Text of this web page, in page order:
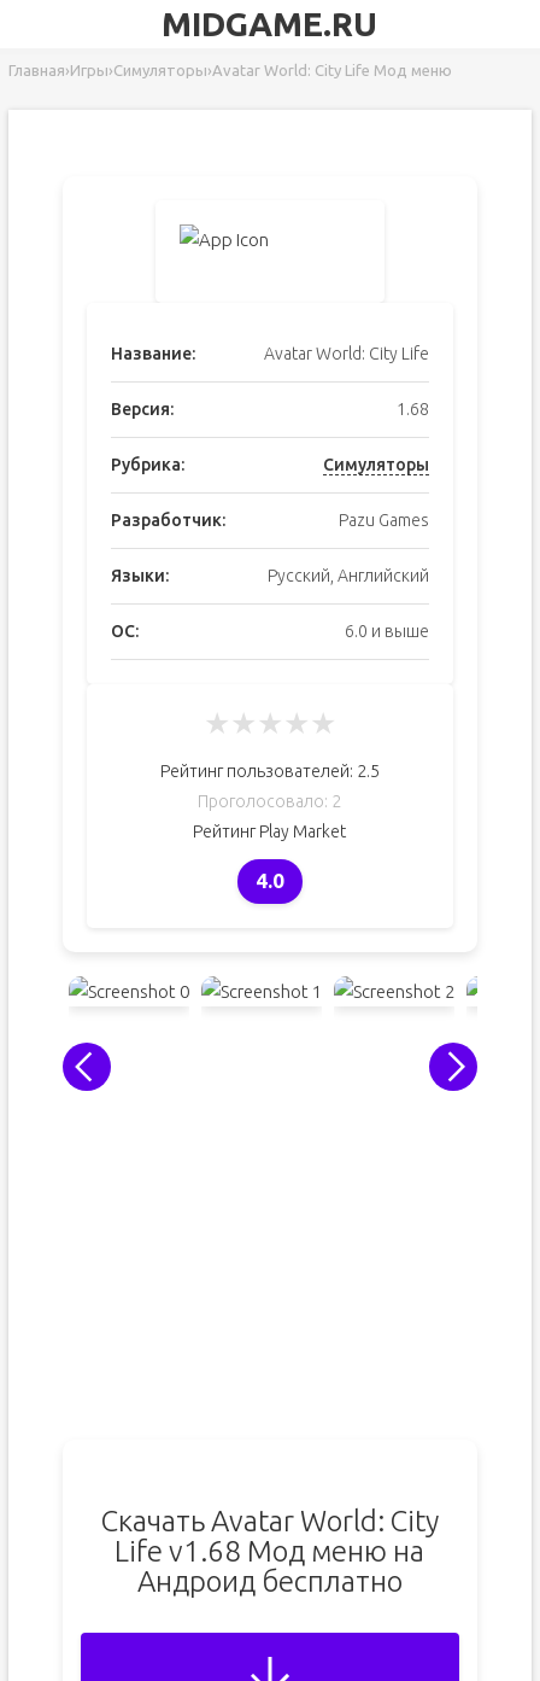
MIDGAME.RU
Главная›Игры›Симуляторы›Avatar World: City Life Мод меню
Название: Avatar World: City Life
Версия: 1.68
Рубрика: Симуляторы
Разработчик: Pazu Games
Языки: Русский, Английский
ОС: 6.0 и выше
★★★★★
Рейтинг пользователей: 2.5
Проголосовало: 2
Рейтинг Play Market
4.0
Скачать Avatar World: City
Life v1.68 Мод меню на
Андроид бесплатно